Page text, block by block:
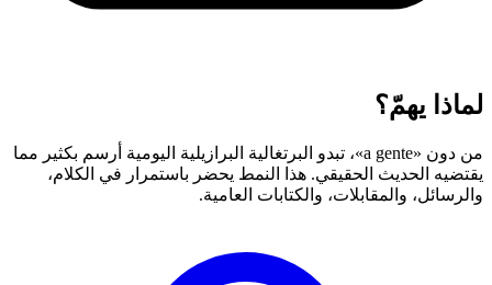
لماذا يهمّ؟
من دون «a gente»، تبدو البرتغالية البرازيلية اليومية أرسم بكثير مما
يقتضيه الحديث الحقيقي. هذا النمط يحضر باستمرار في الكلام،
والرسائل، والمقابلات، والكتابات العامية.